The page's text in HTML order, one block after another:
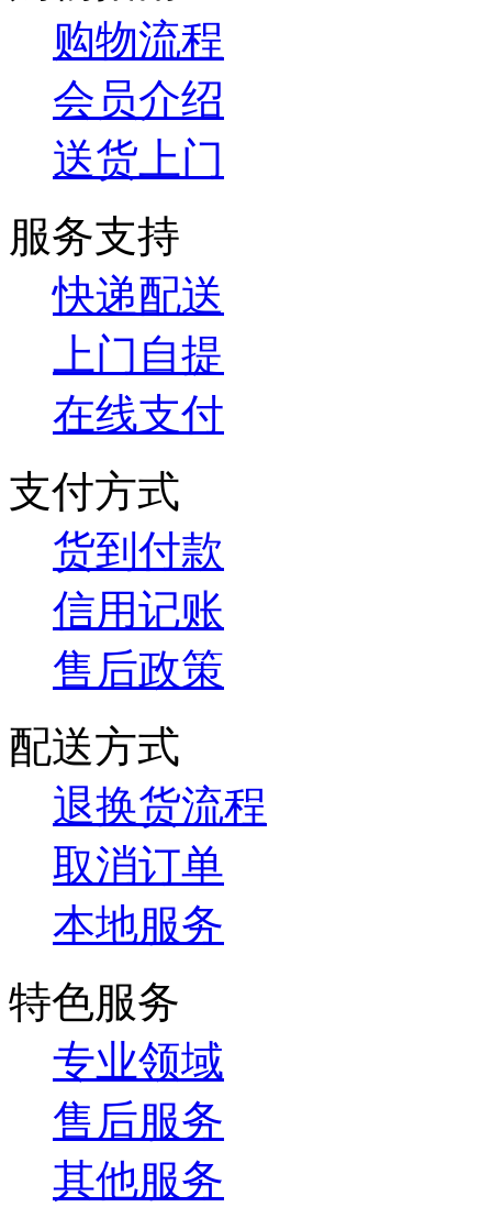
购物流程
会员介绍
送货上门
服务支持
快递配送
上门自提
在线支付
支付方式
货到付款
信用记账
售后政策
配送方式
退换货流程
取消订单
本地服务
特色服务
专业领域
售后服务
其他服务